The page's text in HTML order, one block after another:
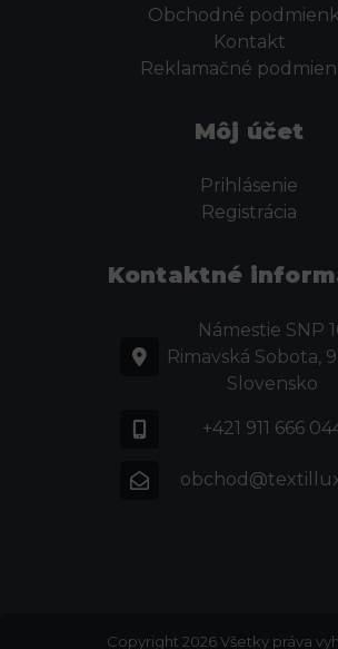
Obchodné
Kontakt
Reklamačné
Môj účet
Prihlásenie
Registrácia
Kontaktné
Námestie SNP
Rimavská Sobota,
Slovensko
+421 911 666
Copyright 2026 Všetky práva